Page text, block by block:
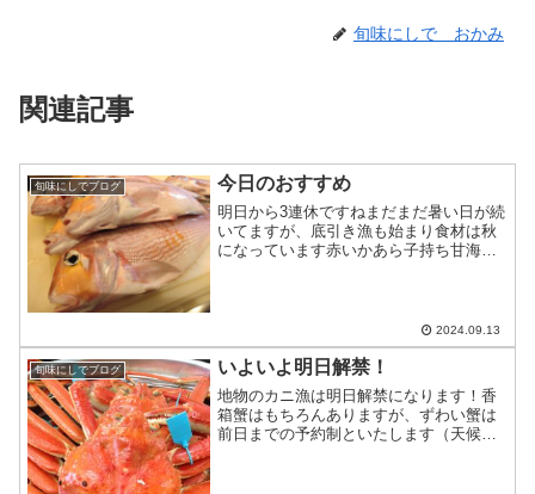
旬味にしで おかみ
関連記事
旬味にしでブログ 今日のおすすめ
明日から3連休ですねまだまだ暑い日が続
いてますが、底引き漁も始まり食材は秋
になっています赤いかあら子持ち甘海老
2024.09.13
旬味にしでブログ いよいよ明日解禁！
地物のカニ漁は明日解禁になります！香
箱蟹はもちろんありますが、ずわい蟹は
前日までの予約制といたします（天候不